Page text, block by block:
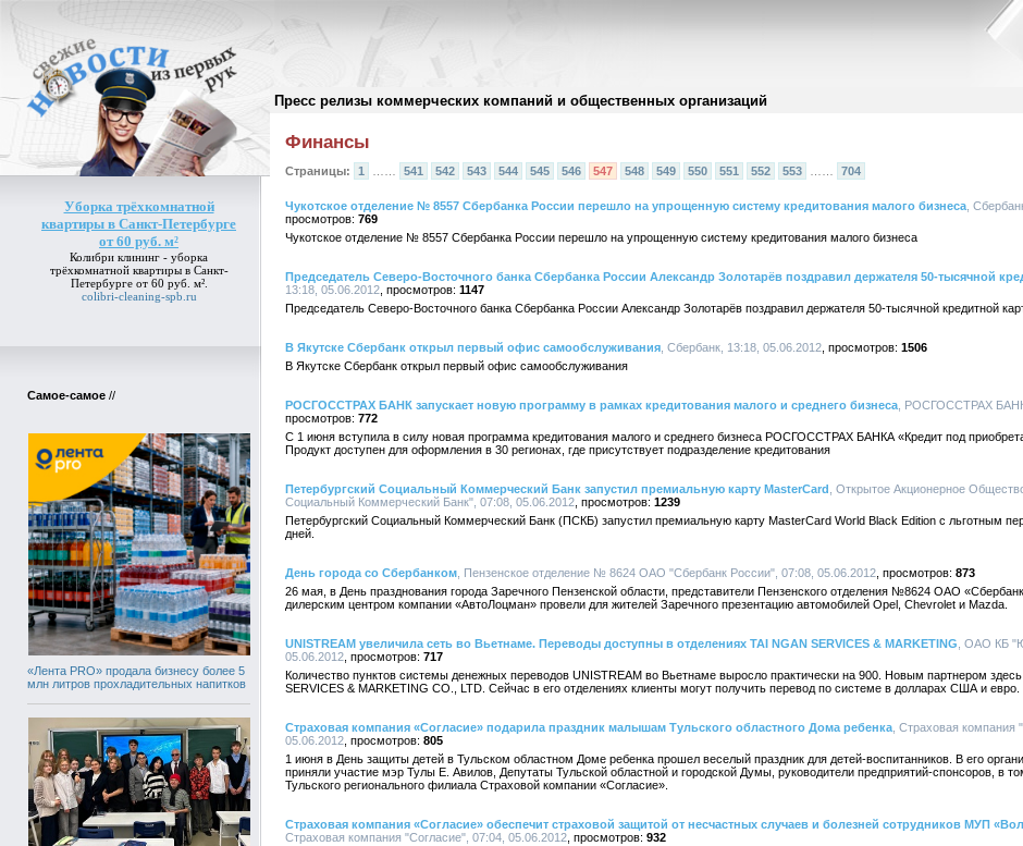
Пресс релизы коммерческих компаний и общественных организаций
Уборка трёхкомнатной
квартиры в Санкт-Петербурге
от 60 руб. м²
Колибри клининг - уборка
трёхкомнатной квартиры в Санкт-
Петербурге от 60 руб. м².
colibri-cleaning-spb.ru
Самое-самое //
«Лента PRO» продала бизнесу более 5
млн литров прохладительных напитков
Архив пресс-релизов//
Финансы
Страницы: 1 541 542 543 544 545 546 547 548 549 550 551 552 553 704
Чукотское отделение № 8557 Сбербанка России перешло на упрощенную систему кредитования малого бизнеса ,
769
Чукотское отделение № 8557 Сбербанка России перешло на упрощенную систему кредитования малого бизнеса
Председатель Северо-Восточного банка Сбербанка России Александр Золотарёв поздравил держателя 50-тысячной
13:18, 05.06.2012
1147
Председатель Северо-Восточного банка Сбербанка России Александр Золотарёв поздравил держателя 50-тысячной кредитной
В Якутске Сбербанк открыл первый офис самообслуживания , Сбербанк, 13:18, 05.06.2012
1506
В Якутске Сбербанк открыл первый офис самообслуживания
РОСГОССТРАХ БАНК запускает новую программу в рамках кредитования малого и среднего бизнеса , РОСГОССТРАХ
772
С 1 июня вступила в силу новая программа кредитования малого и среднего бизнеса РОСГОССТРАХ БАНКА «Кредит под
Продукт доступен для оформления в 30 регионах, где присутствует подразделение кредитования
Петербургский Социальный Коммерческий Банк запустил премиальную карту MasterCard , Открытое Акционерное
Социальный Коммерческий Банк", 07:08, 05.06.2012
1239
Петербургский Социальный Коммерческий Банк (ПСКБ) запустил премиальную карту MasterCard World Black Edition с льготным
дней.
День города со Сбербанком , Пензенское отделение № 8624 ОАО "Сбербанк России", 07:08, 05.06.2012
873
26 мая, в День празднования города Заречного Пензенской области, представители Пензенского отделения №8624 ОАО
дилерским центром компании «АвтоЛоцман» провели для жителей Заречного презентацию автомобилей Opel, Chevrolet и Mazda.
UNISTREAM увеличила сеть во Вьетнаме. Переводы доступны в отделениях TAI NGAN SERVICES & MARKETING , ОАО КБ
05.06.2012
717
Количество пунктов системы денежных переводов UNISTREAM во Вьетнаме выросло практически на 900. Новым партнером здесь
SERVICES & MARKETING CO., LTD. Сейчас в его отделениях клиенты могут получить перевод по системе в долларах США и евро.
Страховая компания «Согласие» подарила праздник малышам Тульского областного Дома ребенка , Страховая компания
05.06.2012
805
1 июня в День защиты детей в Тульском областном Доме ребенка прошел веселый праздник для детей-воспитанников. В его
приняли участие мэр Тулы Е. Авилов, Депутаты Тульской областной и городской Думы, руководители предприятий-спонсоров, в
Тульского регионального филиала Страховой компании «Согласие».
Страховая компания «Согласие» обеспечит страховой защитой от несчастных случаев и болезней сотрудников МУП
Страховая компания "Согласие", 07:04, 05.06.2012
932